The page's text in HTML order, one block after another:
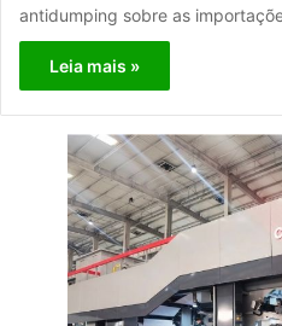
antidumping sobre as
Leia mais »